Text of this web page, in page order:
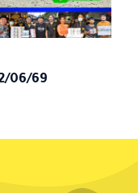
06/69